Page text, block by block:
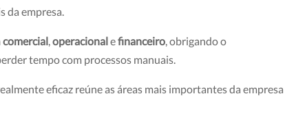
da empresa.
comercial ,operacionalefinanceiro , obrigando o
tempo com processos manuais.
eficaz reúne as áreas mais importantes da empresa